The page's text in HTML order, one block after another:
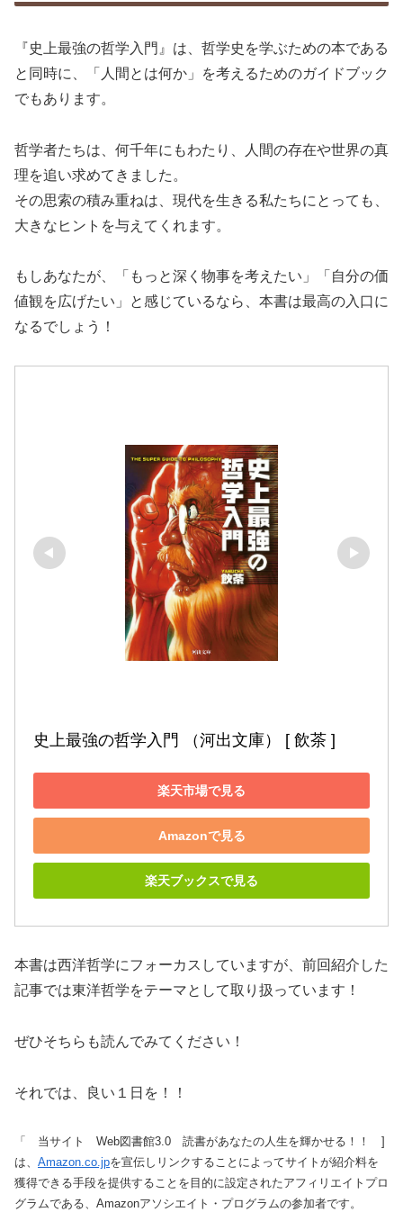
『史上最強の哲学入門』は、哲学史を学ぶための本である
と同時に、「人間とは何か」を考えるためのガイドブック
でもあります。
哲学者たちは、何千年にもわたり、人間の存在や世界の真
理を追い求めてきました。
その思索の積み重ねは、現代を生きる私たちにとっても、
大きなヒントを与えてくれます。
もしあなたが、「もっと深く物事を考えたい」「自分の価
値観を広げたい」と感じているなら、本書は最高の入口に
なるでしょう！
史上最強の哲学入門 （河出文庫） [ 飲茶 ]
楽天市場で見る
Amazonで見る
楽天ブックスで見る
本書は西洋哲学にフォーカスしていますが、前回紹介した
記事では東洋哲学をテーマとして取り扱っています！
ぜひそちらも読んでみてください！
それでは、良い１日を！！
「 当サイト Web図書館3.0 読書があなたの人生を輝かせる！！ ]
は、 Amazon.co.jpを宣伝しリンクすることによってサイトが紹介料を
獲得できる手段を提供することを目的に設定されたアフィリエイトプロ
グラムである、Amazonアソシエイト・プログラムの参加者です。